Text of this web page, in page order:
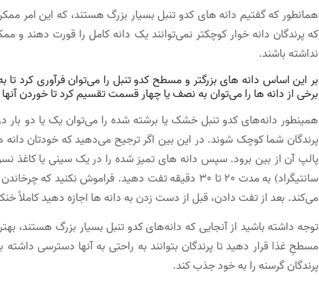
همانطور که گفتیم دانه های کدو تنبل بسیار بزرگ هستند، که این امر
که پرندگان دانه خوار کوچکتر نمی‌توانند یک دانه کامل را قورت دهند
نداشته باشند.
بر این اساس دانه های بزرگتر و مسطح کدو تنبل را می‌توان فرآوری کرد
برخی از دانه ها را می‌توان به نصف یا چهار قسمت تقسیم کرد تا خوردن
همینطور دانه‌های کدو تنبل خشک یا برشته شده را می‌توان یک یا دو بار در
پرندگان شما کوچک شوند. در این بین اگر ترجیح می‌دهید که خودتان دانه
سانتیگراد) به مدت 20 تا 30 دقیقه تفت دهید. فراموش
می‌کند. بعد از تفت دادن، قبل از دست زدن به دانه ها اجازه دهید کاملاً
توجه داشته باشید از آنجایی که دانه‌های کدو تنبل بسیار بزرگ هستند،
مسطحِ غذا قرار دهید تا پرندگان بتوانند به راحتی به آنها دسترسی
پرندگان گرسنه را به خود جذب کند.